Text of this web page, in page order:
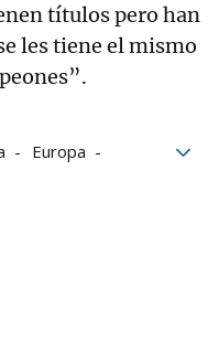
títulos pero han
les tiene el mismo
Europa